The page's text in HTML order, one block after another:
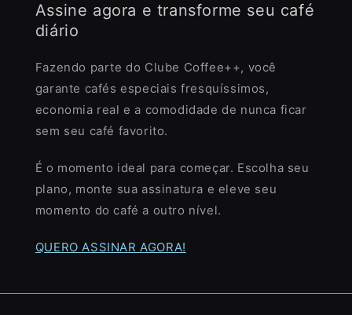
Assine agora e transforme seu café
diário
Fazendo parte do Clube Coffee++, você
garante cafés especiais fresquíssimos,
economia real e a comodidade de nunca ficar
sem seu café favorito.
É o momento ideal para começar. Escolha seu
plano, monte sua assinatura e eleve seu
momento do café a outro nível.
QUERO ASSINAR AGORA!